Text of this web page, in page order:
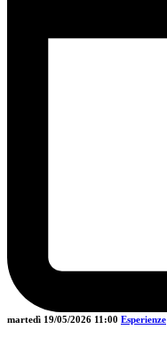
martedì 19/05/2026 11:00 Esperienze